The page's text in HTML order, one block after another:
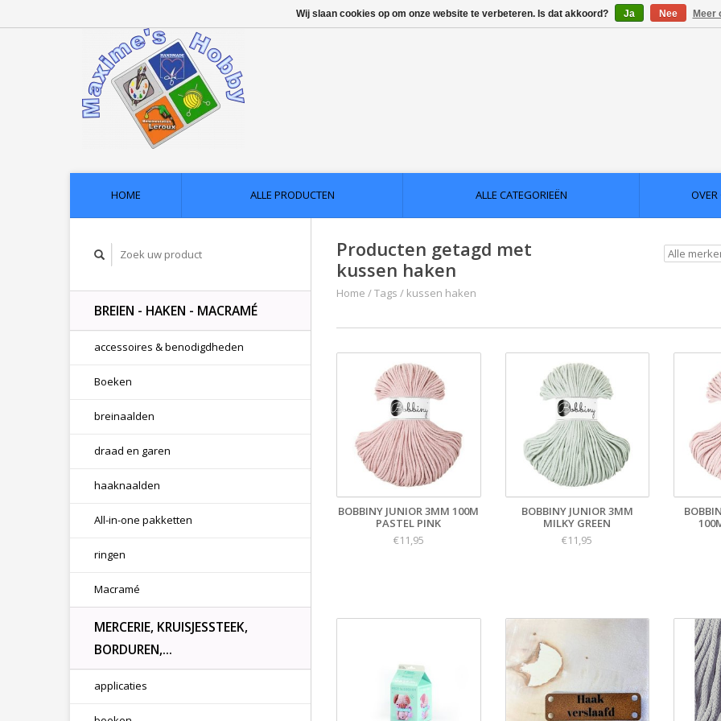
HOME ALLE PRODUCTEN ALLE CATEGORIEËN
BREIEN - HAKEN - MACRAMÉ
accessoires & benodigdheden
Boeken
breinaalden
draad en garen
haaknaalden
All-in-one pakketten
ringen
Macramé
MERCERIE, KRUISJESSTEEK,
BORDUREN,...
applicaties
Producten getagd met
kussen haken
Home /Tags / kussen haken
BOBBINY JUNIOR 3MM 100M
PASTEL PINK
€11,95
BOBBINY JUNIOR 3MM
MILKY GREEN
€11,95
Wij slaan cookies op om onze website te verbeteren. Is dat akkoord? Ja Nee Meer